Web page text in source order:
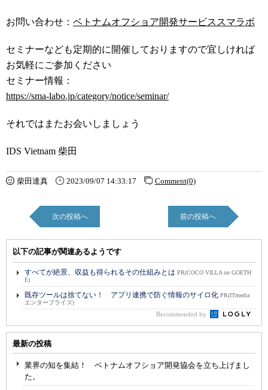
お問い合わせ： ベトナムオフショア開発サービススマラボ
セミナーなども定期的に開催しておりますので宜しければ
お気軽にご参加ください
セミナー情報：
https://sma-labo.jp/category/notice/seminar/
それではまたお会いしましょう
IDS Vietnam 柴田
柴田達真 2023/09/07 14:33:17 Comment(0)
次の投稿へ 前の投稿へ
以下の記事が関連あるようです
すべてが絶景、収益も得られるその仕組みとは PR(COCO VILLA on GOETH
E)
既存ツールは捨てない！ アプリ連携で防ぐ情報のサイロ化 PR(ITmedia
エンタープライズ)
Recommended by
最新の投稿
業界の知を集結！ ベトナムオフショア開発協会を立ち上げまし
た。